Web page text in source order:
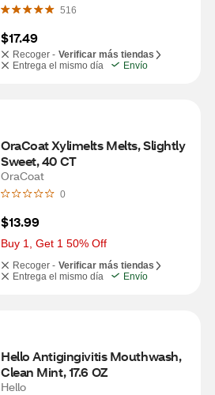
516
$17.49
Recoger - Verificar más tiendas
Entrega el mismo día
Envío
OraCoat Xylimelts Melts, Slightly
Sweet, 40 CT
OraCoat
0
$13.99
Buy 1, Get 1 50% Off
Recoger - Verificar más tiendas
Entrega el mismo día
Envío
Hello Antigingivitis Mouthwash,
Clean Mint, 17.6 OZ
Hello